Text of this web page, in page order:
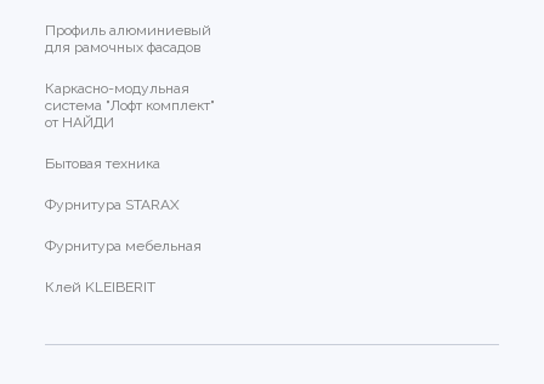
Профиль алюминиевый
для рамочных фасадов
Каркасно-модульная
система "Лофт комплект"
от НАЙДИ
Бытовая техника
Фурнитура STARAX
Фурнитура мебельная
Клей KLEIBERIT